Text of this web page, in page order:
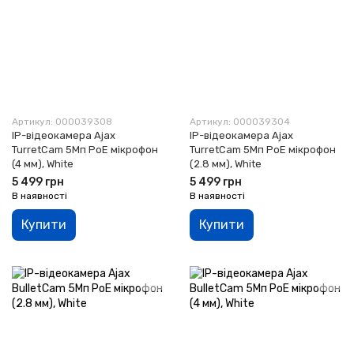
Артикул: 000039308
IP-відеокамера Ajax
TurretCam 5Мп PoE мікрофон
(4 мм), White
5 499 грн
В наявності
Купити
Артикул: 000039304
IP-відеокамера Ajax
TurretCam 5Мп PoE мікрофон
(2.8 мм), White
5 499 грн
В наявності
Купити